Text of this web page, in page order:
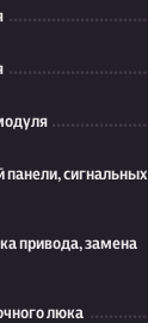
панели, сигнальных
привода, замена
люка